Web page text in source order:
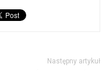
Następny artykuł